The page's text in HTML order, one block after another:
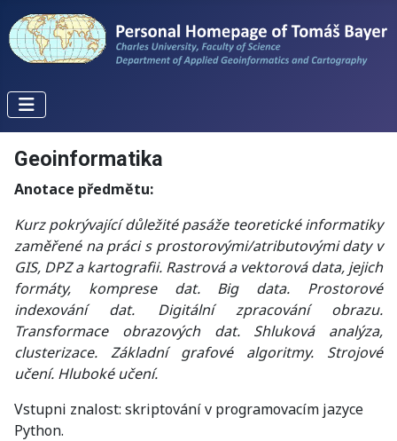
Geoinformatika
Anotace předmětu:
Kurz pokrývající důležité pasáže teoretické informatiky
zaměřené na práci s prostorovými/atributovými daty v
GIS, DPZ a kartografii. Rastrová a vektorová data, jejich
formáty, komprese dat. Big data. Prostorové
indexování dat. Digitální zpracování obrazu.
Transformace obrazových dat. Shluková analýza,
clusterizace. Základní grafové algoritmy. Strojové
učení. Hluboké učení.
Vstupni znalost: skriptování v programovacím jazyce
Python.